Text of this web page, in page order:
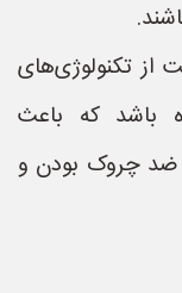
تکنولوژی‌های
باشد که باعث
ضد چروک بودن و